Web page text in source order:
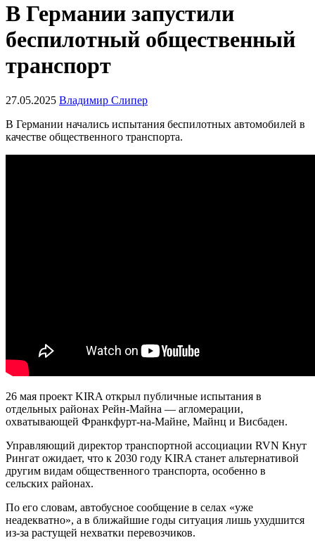
В Германии запустили
беспилотный общественный
транспорт
27.05.2025 Владимир Слипер
В Германии начались испытания беспилотных автомобилей в
качестве общественного транспорта.
26 мая проект KIRA открыл публичные испытания в
отдельных районах Рейн-Майна — агломерации,
охватывающей Франкфурт-на-Майне, Майнц и Висбаден.
Управляющий директор транспортной ассоциации RVN Кнут
Рингат ожидает, что к 2030 году KIRA станет альтернативой
другим видам общественного транспорта, особенно в
сельских районах.
По его словам, автобусное сообщение в селах «уже
неадекватно», а в ближайшие годы ситуация лишь ухудшится
из-за растущей нехватки перевозчиков.